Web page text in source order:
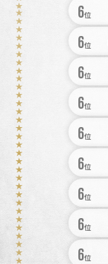
6位
6位
6位
6位
6位
6位
6位
6位
6位